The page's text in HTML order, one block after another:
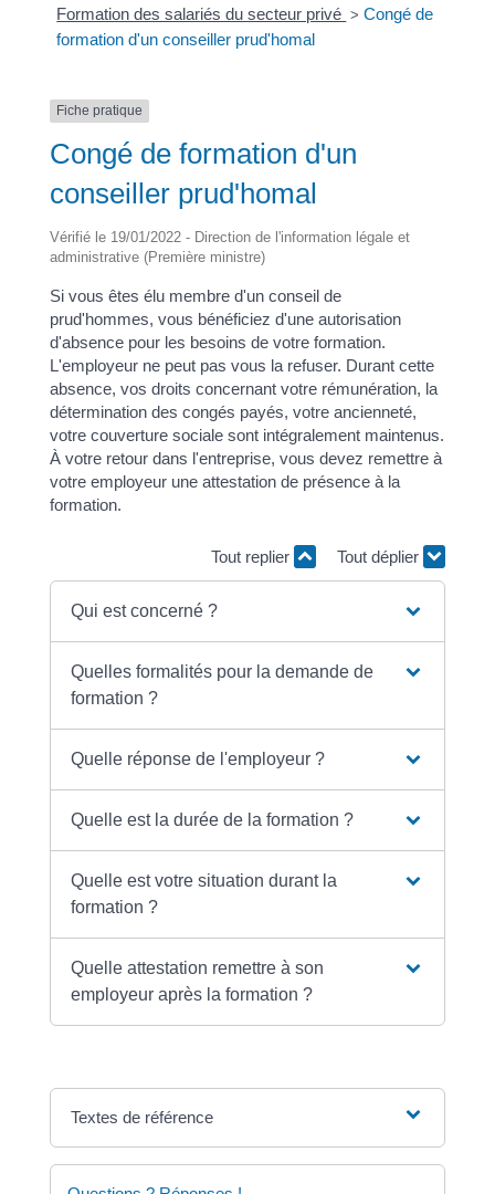
Formation des salariés du secteur privé > Congé de
formation d'un conseiller prud'homal
Fiche pratique
Congé de formation d'un
conseiller prud'homal
Vérifié le 19/01/2022 - Direction de l'information légale et
administrative (Première ministre)
Si vous êtes élu membre d'un conseil de
prud'hommes, vous bénéficiez d'une autorisation
d'absence pour les besoins de votre formation.
L'employeur ne peut pas vous la refuser. Durant cette
absence, vos droits concernant votre rémunération, la
détermination des congés payés, votre ancienneté,
votre couverture sociale sont intégralement maintenus.
À votre retour dans l'entreprise, vous devez remettre à
votre employeur une attestation de présence à la
formation.
Tout replier Tout déplier
Qui est concerné ?
Quelles formalités pour la demande de
formation ?
Quelle réponse de l'employeur ?
Quelle est la durée de la formation ?
Quelle est votre situation durant la
formation ?
Quelle attestation remettre à son
employeur après la formation ?
Textes de référence